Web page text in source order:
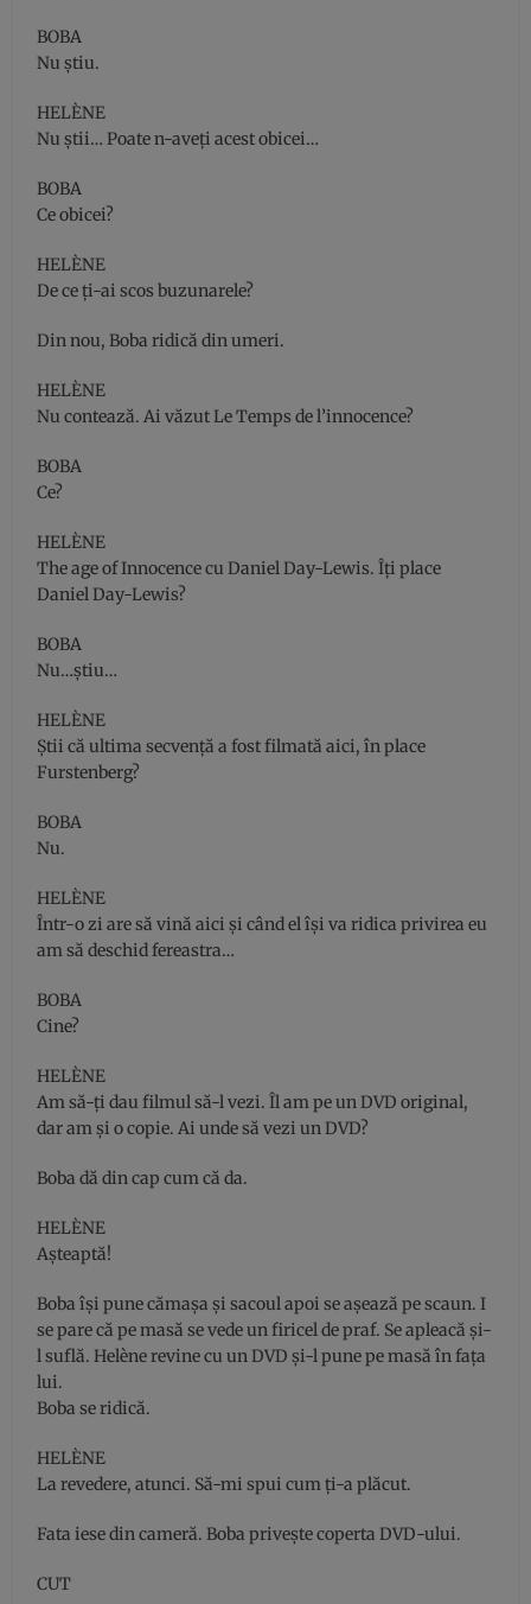
BOBA
Nu ştiu.
HELÈNE
Nu ştii… Poate n-aveţi acest obicei…
BOBA
Ce obicei?
HELÈNE
De ce ţi-ai scos buzunarele?
Din nou, Boba ridică din umeri.
HELÈNE
Nu contează. Ai văzut Le Temps de l’innocence?
BOBA
Ce?
HELÈNE
The age of Innocence cu Daniel Day-Lewis. Îţi place
Daniel Day-Lewis?
BOBA
Nu…ştiu…
HELÈNE
Ştii că ultima secvenţă a fost filmată aici, în place
Furstenberg?
BOBA
Nu.
HELÈNE
Într-o zi are să vină aici şi când el îşi va ridica privirea eu
am să deschid fereastra…
BOBA
Cine?
HELÈNE
Am să-ţi dau filmul să-l vezi. Îl am pe un DVD original,
dar am şi o copie. Ai unde să vezi un DVD?
Boba dă din cap cum că da.
HELÈNE
Aşteaptă!
Boba îşi pune cămaşa şi sacoul apoi se aşează pe scaun. I
se pare că pe masă se vede un firicel de praf. Se apleacă şi-
l suflă. Helène revine cu un DVD şi-l pune pe masă în faţa
lui.
Boba se ridică.
HELÈNE
La revedere, atunci. Să-mi spui cum ţi-a plăcut.
Fata iese din cameră. Boba priveşte coperta DVD-ului.
CUT